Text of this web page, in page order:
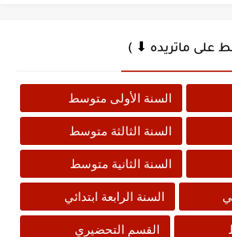
على ماتريده ⬇ )
السنة الأولى متوسط
السنة الثالثة متوسط
السنة الثانية متوسط
السنة الرابعة ابتدائي
القسم التحضيري